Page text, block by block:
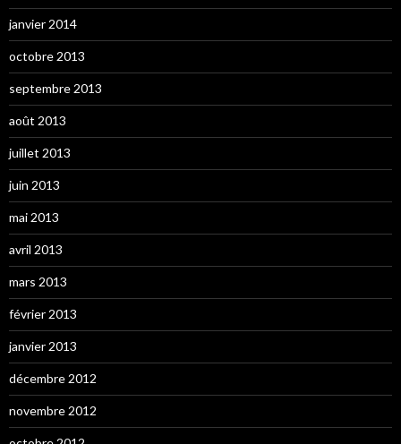
janvier 2014
octobre 2013
septembre 2013
août 2013
juillet 2013
juin 2013
mai 2013
avril 2013
mars 2013
février 2013
janvier 2013
décembre 2012
novembre 2012